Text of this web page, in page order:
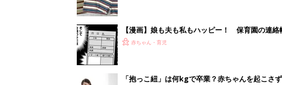
【漫画】娘も夫も私もハッピー！ 保育園の連
うふう子育て ＃92』
赤ちゃん・育児
「抱っこ紐」は何kgで卒業？赤ちゃんを起こさ